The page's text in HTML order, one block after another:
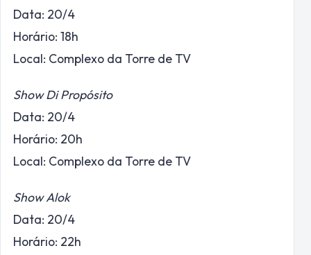
Data: 20/4
Horário: 18h
Local: Complexo da Torre de TV
Show Di Propósito
Data: 20/4
Horário: 20h
Local: Complexo da Torre de TV
Show Alok
Data: 20/4
Horário: 22h